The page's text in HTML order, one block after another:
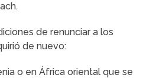
de renunciar a los
de nuevo:
o en África oriental que se